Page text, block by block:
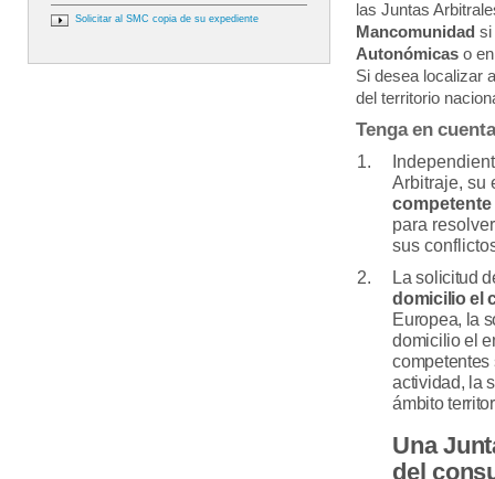
Solicitar al SMC copia de su expediente
las Juntas
Mancomunidad si
Autonómicas o
Si desea localizar
del territorio
Tenga en
Arbitraje, su
competente
para
sus
La solicitud
domicilio el
Europea, la
domicilio el
competentes
actividad, la
ámbito
Una
del